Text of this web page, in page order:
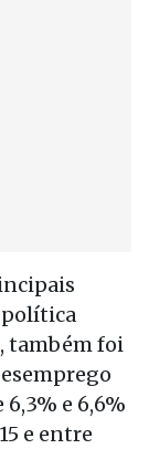
política
também foi
e 6,6%
e entre